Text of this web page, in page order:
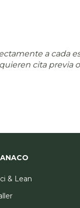
a cada
cita
& Lean